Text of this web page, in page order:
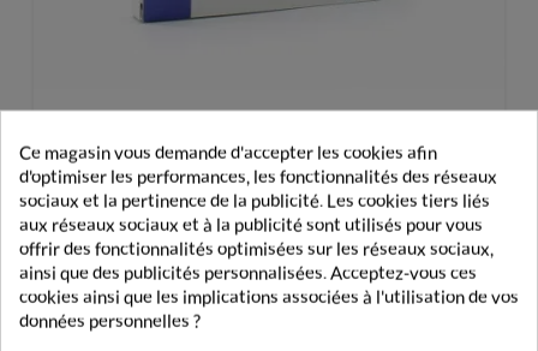
Bloxang Éponge Hémostatique X4
7,60 €
Ce magasin vous demande d'accepter les cookies afin
d'optimiser les performances, les fonctionnalités des réseaux
sociaux et la pertinence de la publicité. Les cookies tiers liés
aux réseaux sociaux et à la publicité sont utilisés pour vous
offrir des fonctionnalités optimisées sur les réseaux sociaux,
ainsi que des publicités personnalisées. Acceptez-vous ces
cookies ainsi que les implications associées à l'utilisation de vos
données personnelles ?